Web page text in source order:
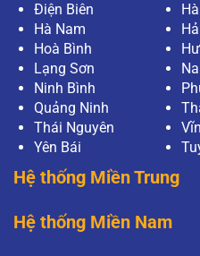
Điện Biên
Hà Nam
Hoà Bình
Lạng Sơn
Ninh Bình
Quảng Ninh
Thái Nguyên
Yên Bái
Hệ thống Miền Trung
Hệ thống Miền Nam